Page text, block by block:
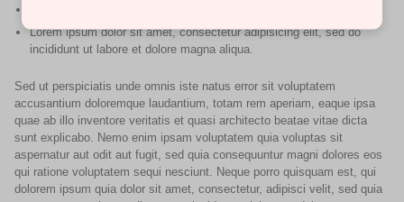
Lorem ipsum dolor sit amet, consectetur adipisicing elit, sed do
incididunt ut labore et dolore magna aliqua.
Sed ut perspiciatis unde omnis iste natus error sit voluptatem
accusantium doloremque laudantium, totam rem aperiam, eaque ipsa
quae ab illo inventore veritatis et quasi architecto beatae vitae dicta
sunt explicabo. Nemo enim ipsam voluptatem quia voluptas sit
aspernatur aut odit aut fugit, sed quia consequuntur magni dolores eos
qui ratione voluptatem sequi nesciunt. Neque porro quisquam est, qui
dolorem ipsum quia dolor sit amet, consectetur, adipisci velit, sed quia